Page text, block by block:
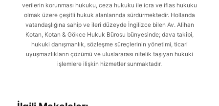
verilerin korunması hukuku, ceza hukuku ile icra ve iflas hukuku
olmak üzere çeşitli hukuk alanlarında sürdürmektedir. Hollanda
vatandaşlığına sahip ve ileri düzeyde İngilizce bilen Av. Alihan
Kotan, Kotan & Gökce Hukuk Bürosu bünyesinde; dava takibi,
hukuki danışmanlık, sözleşme süreçlerinin yönetimi, ticari
uyuşmazlıkların çözümü ve uluslararası nitelik taşıyan hukuki
işlemlere ilişkin hizmetler sunmaktadır.